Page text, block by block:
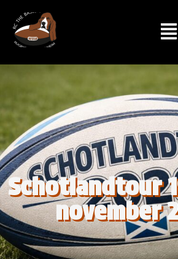
Schotlandtour
november